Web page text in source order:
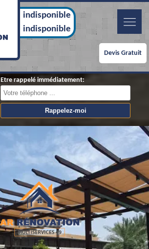
indisponible
indisponible
Devis Gratuit
Etre rappelé immédiatement: